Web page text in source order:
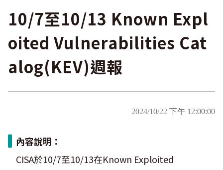
10/7至10/13 Known Expl
oited Vulnerabilities Cat
alog(KEV)週報
2024/10/22 下午 12:00:00
內容說明：
CISA於10/7至10/13在Known Exploited